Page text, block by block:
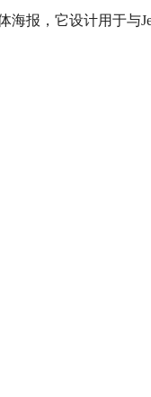
报，它设计用于与